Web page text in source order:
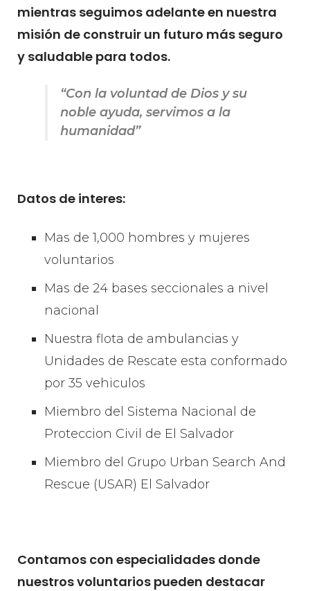
mientras seguimos adelante en nuestra
misión de construir un futuro más seguro
y saludable para todos.
“Con la voluntad de Dios y su
noble ayuda, servimos a la
humanidad”
Datos de interes:
Mas de 1,000 hombres y mujeres
voluntarios
Mas de 24 bases seccionales a nivel
nacional
Nuestra flota de ambulancias y
Unidades de Rescate esta conformado
por 35 vehiculos
Miembro del Sistema Nacional de
Proteccion Civil de El Salvador
Miembro del Grupo Urban Search And
Rescue (USAR) El Salvador
Contamos con especialidades donde
nuestros voluntarios pueden destacar